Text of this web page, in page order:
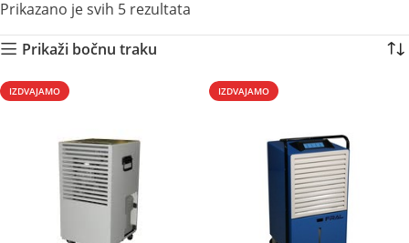
Prikazano je svih 5 rezultata
Prikaži bočnu traku
IZDVAJAMO IZDVAJAMO